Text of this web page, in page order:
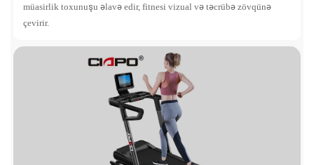
müasirlik toxunuşu əlavə edir, fitnesi vizual və təcrübə zövqünə
çevirir.